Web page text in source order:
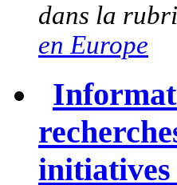
dans la
en Europe
initiatives